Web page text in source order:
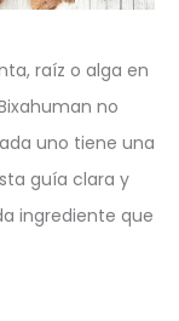
raíz o alga en
no
uno tiene una
guía clara y
ingrediente que